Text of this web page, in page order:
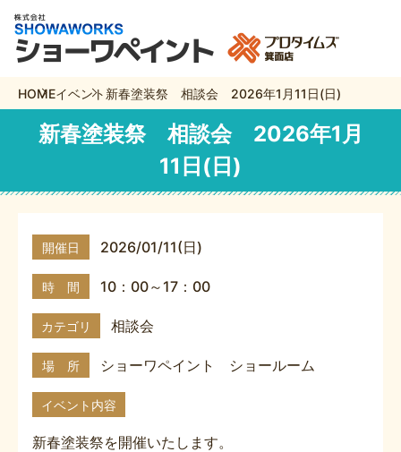
HOMEイベント 新春塗装祭 相談会 2026年1月11日(日)
新春塗装祭 相談会 2026年1月
11日(日)
開催日 2026/01/11(日)
時 間 10：00～17：00
カテゴリ 相談会
場 所 ショーワペイント ショールーム
イベント内容
新春塗装祭を開催いたします。